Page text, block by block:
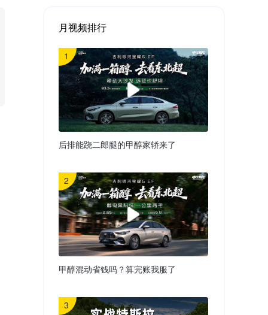
月视频排行
1
后排能跷二郎腿的甲醇家轿来了
2
甲醇混动省钱吗？算完账我服了
3